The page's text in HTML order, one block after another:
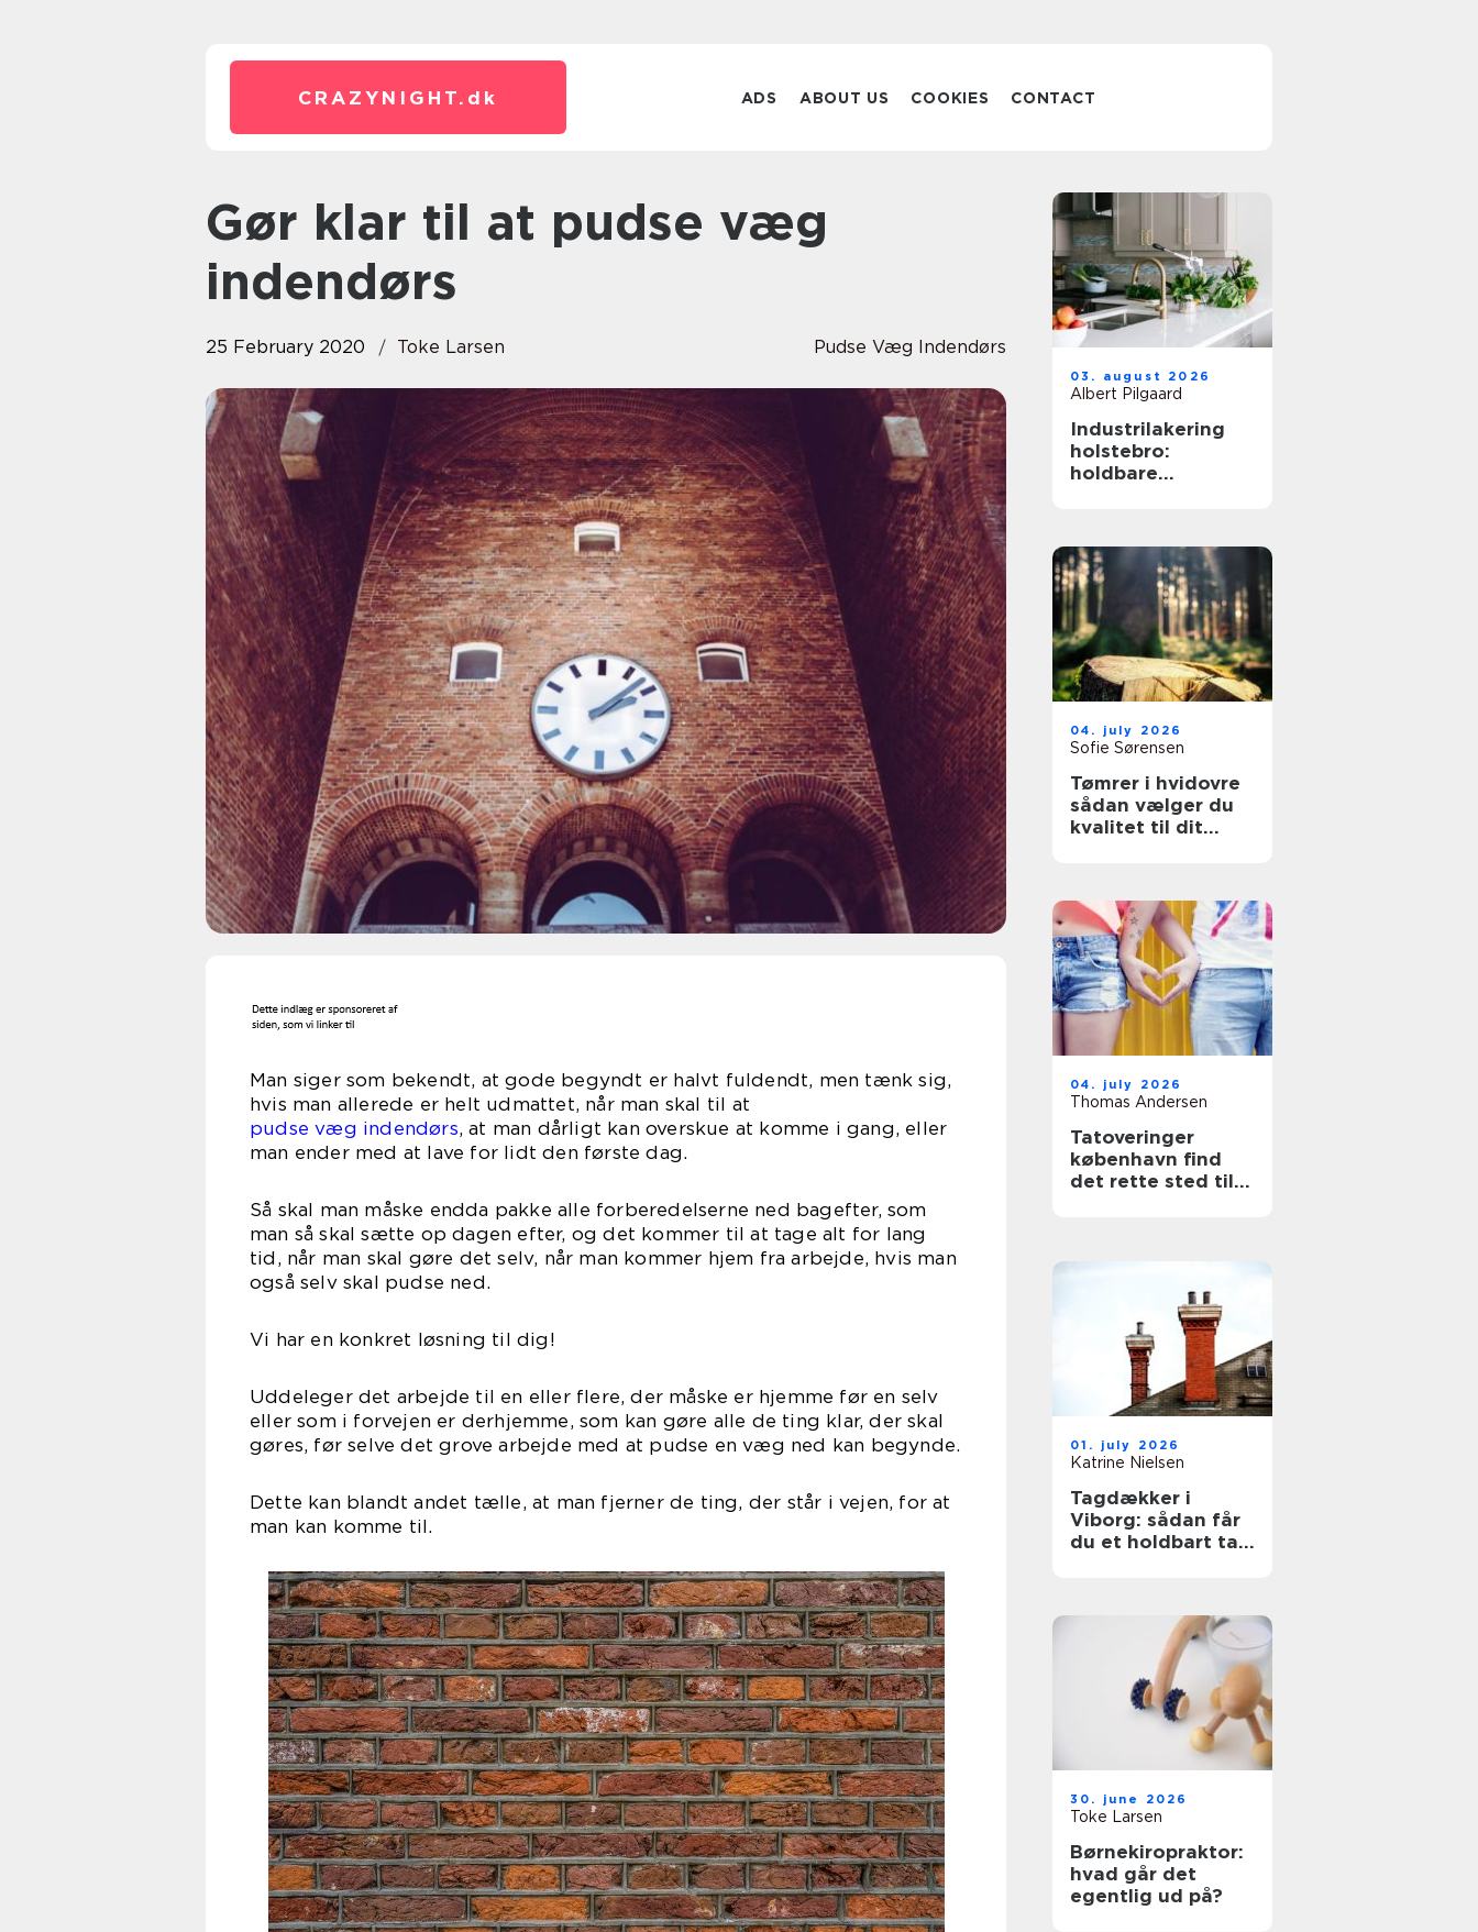
CRAZYNIGHT. dk ADS ABOUT US COOKIES CONTACT
Gør klar til at pudse væg
indendørs
25 February 2020 Toke Larsen Pudse Væg Indendørs
Man siger som bekendt, at gode begyndt er halvt fuldendt, men tænk sig,
hvis man allerede er helt udmattet, når man skal til at
pudse væg indendørs, at man dårligt kan overskue at komme i gang, eller
man ender med at lave for lidt den første dag.
Så skal man måske endda pakke alle forberedelserne ned bagefter, som
man så skal sætte op dagen efter, og det kommer til at tage alt for lang
tid, når man skal gøre det selv, når man kommer hjem fra arbejde, hvis man
også selv skal pudse ned.
Vi har en konkret løsning til dig!
Uddeleger det arbejde til en eller flere, der måske er hjemme før en selv
eller som i forvejen er derhjemme, som kan gøre alle de ting klar, der skal
gøres, før selve det grove arbejde med at pudse en væg ned kan begynde.
Dette kan blandt andet tælle, at man fjerner de ting, der står i vejen, for at
man kan komme til.
03. august 2026
Albert Pilgaard
Industrilakering
holstebro:
holdbare
04. july 2026
Sofie Sørensen
Tømrer i hvidovre
sådan vælger du
kvalitet til dit
04. july 2026
Thomas Andersen
Tatoveringer
københavn find
det rette sted til
01. july 2026
Katrine Nielsen
Tagdækker i
Viborg: sådan får
du et holdbart tag
30. june 2026
Toke Larsen
Børnekiropraktor:
hvad går det
egentlig ud på?